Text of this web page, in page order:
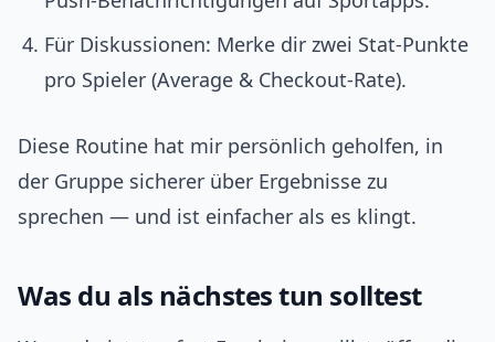
Für Diskussionen: Merke dir zwei Stat‑Punkte
pro Spieler (Average & Checkout‑Rate).
Diese Routine hat mir persönlich geholfen, in
der Gruppe sicherer über Ergebnisse zu
sprechen — und ist einfacher als es klingt.
Was du als nächstes tun solltest